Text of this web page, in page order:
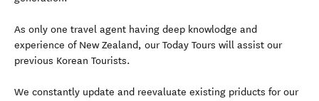
As only one travel agent having deep knowlodge and
experience of New Zealand, our Today Tours will assist our
previous Korean Tourists.
We constantly update and reevaluate existing priducts for our